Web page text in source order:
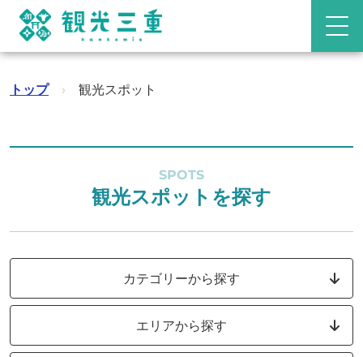
トップ › 観光スポット
SPOTS
観光スポットを探す
カテゴリーから探す
エリアから探す